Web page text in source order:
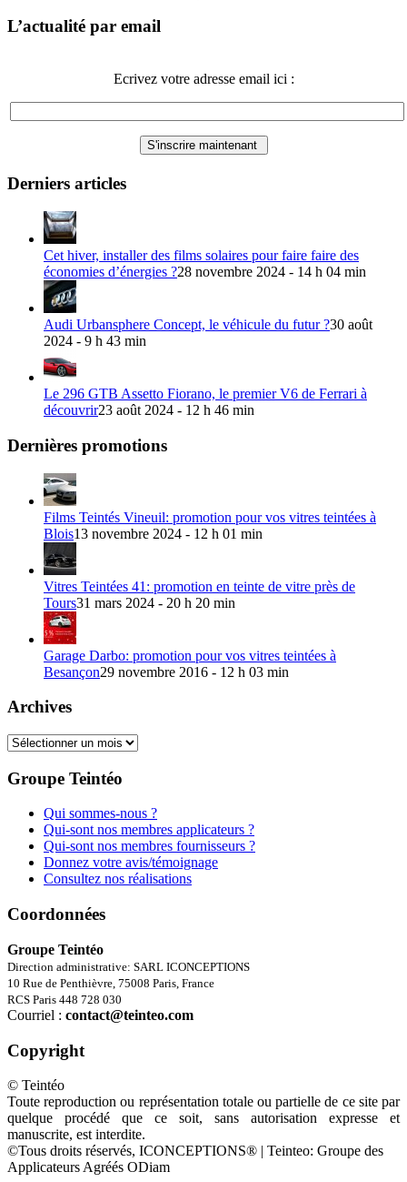
L’actualité par email
Ecrivez votre adresse email ici :
Derniers articles
Cet hiver, installer des films solaires pour faire faire des
économies d’énergies ?28 novembre 2024 - 14 h 04 min
Audi Urbansphere Concept, le véhicule du futur ?30 août
2024 - 9 h 43 min
Le 296 GTB Assetto Fiorano, le premier V6 de Ferrari à
découvrir23 août 2024 - 12 h 46 min
Dernières promotions
Films Teintés Vineuil: promotion pour vos vitres teintées à
Blois13 novembre 2024 - 12 h 01 min
Vitres Teintées 41: promotion en teinte de vitre près de
Tours31 mars 2024 - 20 h 20 min
Garage Darbo: promotion pour vos vitres teintées à
Besançon29 novembre 2016 - 12 h 03 min
Archives
Archives
Groupe Teintéo
Qui sommes-nous ?
Qui-sont nos membres applicateurs ?
Qui-sont nos membres fournisseurs ?
Donnez votre avis/témoignage
Consultez nos réalisations
Coordonnées
Groupe Teintéo
Direction administrative: SARL ICONCEPTIONS
10 Rue de Penthièvre, 75008 Paris, France
RCS Paris 448 728 030
Courriel : contact@teinteo.com
Copyright
© Teintéo
Toute reproduction ou représentation totale ou partielle de ce site par
quelque procédé que ce soit, sans autorisation expresse et
manuscrite, est interdite.
©Tous droits réservés, ICONCEPTIONS® | Teinteo: Groupe des
Applicateurs Agréés ODiam